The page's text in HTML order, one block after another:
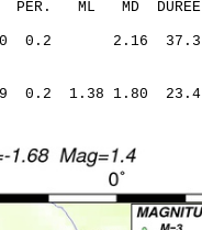
PER. ML MD DUREE
111
0.2 2.16 37.3
112
112
1.38 1.80 23.4